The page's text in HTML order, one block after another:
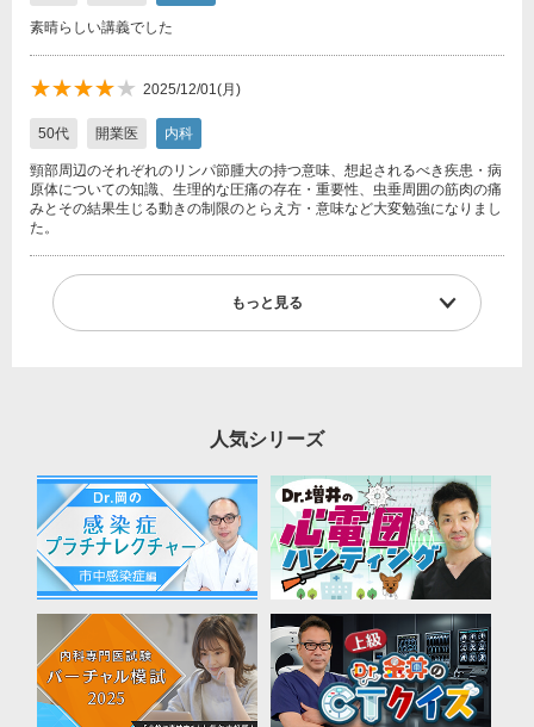
素晴らしい講義でした
★★★★
★
★★★★★ 2025/12/01(月)
50代 開業医 内科
頸部周辺のそれぞれのリンパ節腫大の持つ意味、想起されるべき疾患・病
原体についての知識、生理的な圧痛の存在・重要性、虫垂周囲の筋肉の痛
みとその結果生じる動きの制限のとらえ方・意味など大変勉強になりまし
た。
もっと見る
人気シリーズ